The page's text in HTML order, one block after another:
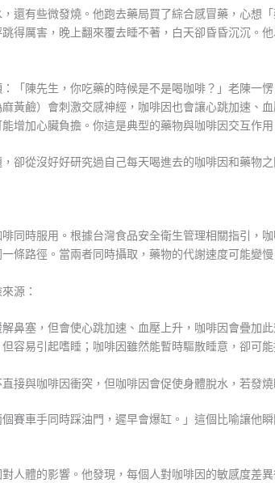
還有些微發燒。他跑去藥局買了綜合感冒藥，心想
得厲害，晚上翻來覆去睡不著，白天卻昏昏沉沉。
「陳先生，你吃藥的時候是不是喝咖啡？」老陳一
黃鹼）會刺激交感神經，咖啡因也會讓心跳加速、
增加心臟負擔。你這是典型的藥物與咖啡因交互作用
卻從沒好好研究過自己每天喝進去的咖啡因和藥物
同時服用。根據台灣食品安全衛生管理相關指引，
條路徑。當兩者同時攝取，藥物的代謝速度可能變
源：
解鼻塞，但會使心跳加速、血壓上升，咖啡因會疊加此
但容易引起嗜睡；咖啡因雖然能暫時驅散睡意，卻可
直接與咖啡因衝突，但咖啡因會促使身體脫水，若發
賽車手同時踩油門，遲早會爆缸。」這個比喻讓他瞬
人體的影響。他發現，每個人對咖啡因的敏感度差